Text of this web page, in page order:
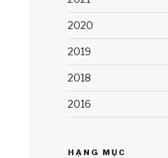
2020
2019
2018
2016
HẠNG MỤC